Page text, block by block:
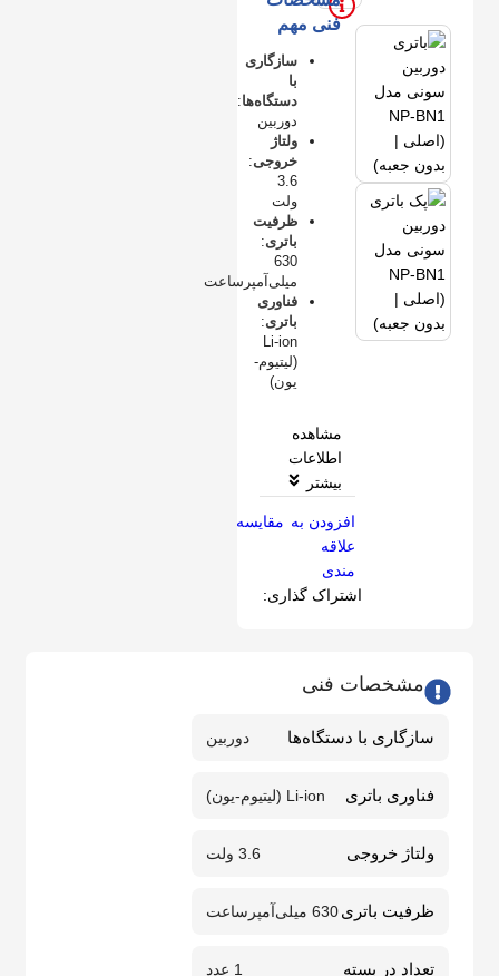
فنی مهم
سازگاری
با
دستگاه‌ها:
دوربین
ولتاژ
خروجی:
3.6
ولت
ظرفیت
باتری:
630
میلی‌آمپرساعت
فناوری
باتری:
Li-ion
(لیتیوم-
یون)
مشاهده
اطلاعات
بیشتر
افزودن به
علاقه
مندی
مقايسه
اشتراک گذاری:
مشخصات فنی
سازگاری با دستگاه‌ها دوربین
فناوری باتری Li-ion (لیتیوم-یون)
ولتاژ خروجی 3.6 ولت
ظرفیت باتری630 میلی‌آمپرساعت
تعداد در بسته 1 عدد